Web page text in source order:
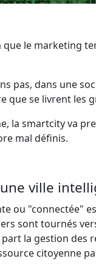
que le marketing
pas, dans une
que se livrent les
la smartcity va
mal définis.
ville
ou "connectée"
sont tournés
la gestion des
citoyenne